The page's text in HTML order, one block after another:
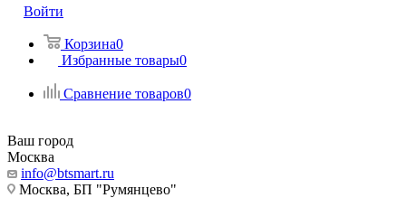
Войти
Корзина0
Избранные товары0
Сравнение товаров0
Ваш город
Москва
info@btsmart.ru
Москва, БП "Румянцево"